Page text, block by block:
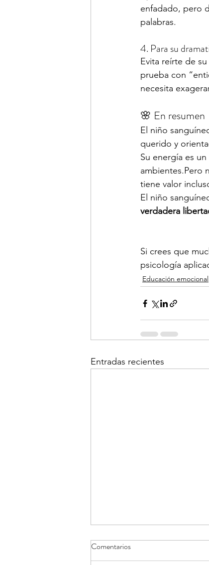
enfadado, pero
palabras.
4. Para su
Evita reírte de
prueba con
necesita
🌸 En resumen
El niño
querido y
Su energía es
ambientes.Pero
tiene valor
El niño
verdadera
Si crees que
psicología
Educación emocional
Entradas recientes
Comentarios